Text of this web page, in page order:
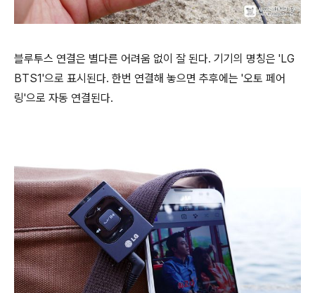
블루투스 연결은 별다른 어려움 없이 잘 된다. 기기의 명칭은 'LG
BTS1'으로 표시된다. 한번 연결해 놓으면 추후에는 '오토 페어
링'으로 자동 연결된다.